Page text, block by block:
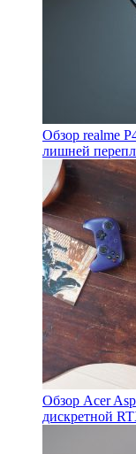
Обзор realme
лишней
Обзор Acer
дискретной